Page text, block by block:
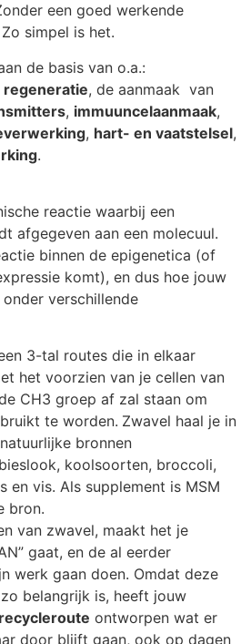
een goed werkende
simpel is het.
de basis van o.a.:
regeneratie, de aanmaak van
, immuuncelaanmaak,
, hart- en vaatstelsel,
.
reactie waarbij een
afgegeven aan een molecuul.
binnen de epigenetica (of
komt), en dus hoe jouw
verschillende
3-tal routes die in elkaar
het voorzien van je cellen van
CH3 groep af zal staan om
te worden. Zwavel haal je in
bronnen
koolsoorten, broccoli,
en vis. Als supplement is MSM
bron.
van zwavel, maakt het je
gaat, en de al eerder
werk gaan doen. Omdat deze
belangrijk is, heeft jouw
recycleroute ontworpen wat er
door blijft gaan, ook op dagen